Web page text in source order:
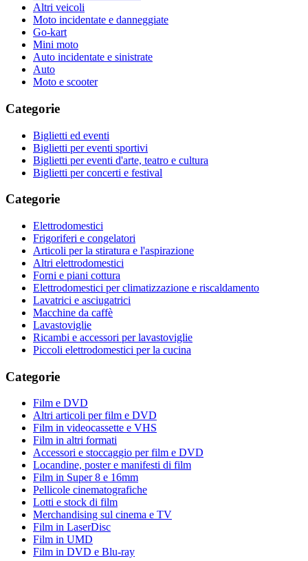
Altri veicoli
Moto incidentate e danneggiate
Go-kart
Mini moto
Auto incidentate e sinistrate
Auto
Moto e scooter
Categorie
Biglietti ed eventi
Biglietti per eventi sportivi
Biglietti per eventi d'arte, teatro e cultura
Biglietti per concerti e festival
Categorie
Elettrodomestici
Frigoriferi e congelatori
Articoli per la stiratura e l'aspirazione
Altri elettrodomestici
Forni e piani cottura
Elettrodomestici per climatizzazione e riscaldamento
Lavatrici e asciugatrici
Macchine da caffè
Lavastoviglie
Ricambi e accessori per lavastoviglie
Piccoli elettrodomestici per la cucina
Categorie
Film e DVD
Altri articoli per film e DVD
Film in videocassette e VHS
Film in altri formati
Accessori e stoccaggio per film e DVD
Locandine, poster e manifesti di film
Film in Super 8 e 16mm
Pellicole cinematografiche
Lotti e stock di film
Merchandising sul cinema e TV
Film in LaserDisc
Film in UMD
Film in DVD e Blu-ray